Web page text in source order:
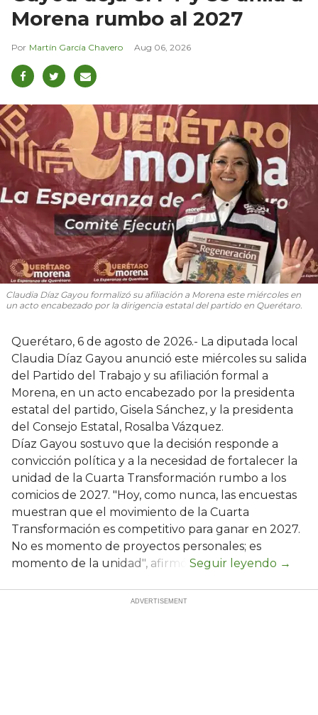
Morena rumbo al 2027
Martín García Chavero Aug 06, 2026
Claudia Díaz Gayou formalizó su afiliación a Morena este miércoles en
un acto encabezado por la dirigencia estatal del partido en Querétaro.
Querétaro, 6 de agosto de 2026.- La diputada local
Claudia Díaz Gayou anunció este miércoles su salida
del Partido del Trabajo y su afiliación formal a
Morena, en un acto encabezado por la presidenta
estatal del partido, Gisela Sánchez, y la presidenta
del Consejo Estatal, Rosalba Vázquez.
Díaz Gayou sostuvo que la decisión responde a
convicción política y a la necesidad de fortalecer la
unidad de la Cuarta Transformación rumbo a los
comicios de 2027. "Hoy, como nunca, las encuestas
muestran que el movimiento de la Cuarta
Transformación es competitivo para ganar en 2027.
No es momento de proyectos personales; es
momento de la unidad", afirmó.